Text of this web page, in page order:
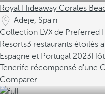
Royal Hideaway Corales
Adeje, Spain
Collection LVX de Preferred
Resorts3 restaurants étoilés
Espagne et Portugal 2023
Tenerife récompensé d'une
Comparer